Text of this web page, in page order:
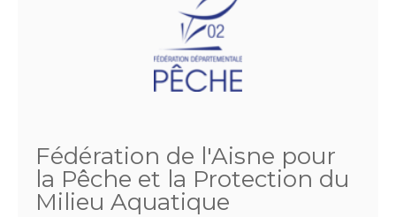
Fédération de l'Aisne pour
la Pêche et la Protection du
Milieu Aquatique